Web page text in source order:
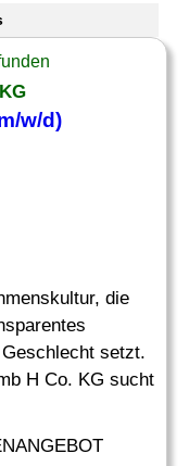
w/d)
die
setzt.
H Co. KG sucht